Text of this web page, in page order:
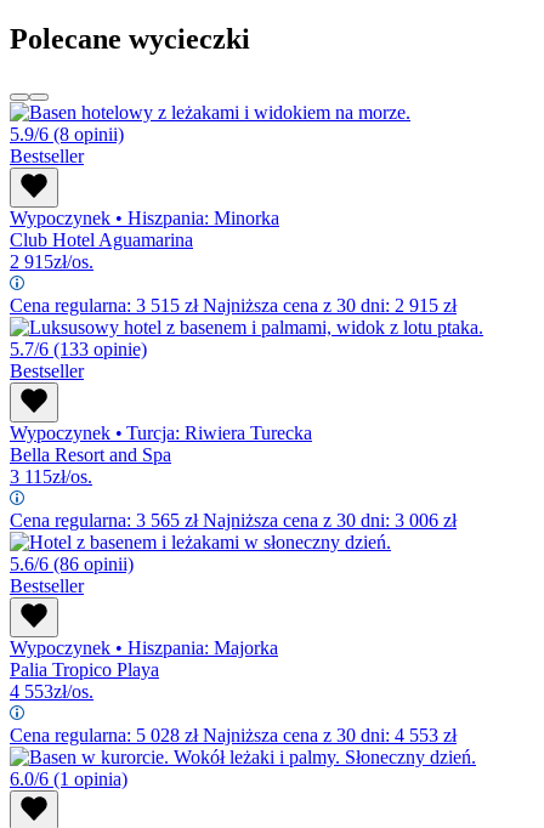
Polecane wycieczki
5.9/6 (8 opinii)
Bestseller
Wypoczynek • Hiszpania: Minorka
Club Hotel Aguamarina
2 915zł/os.
Cena regularna: 3 515 złNajniższa cena z 30 dni: 2 915 zł
5.7/6 (133 opinie)
Bestseller
Wypoczynek • Turcja: Riwiera Turecka
Bella Resort and Spa
3 115zł/os.
Cena regularna: 3 565 złNajniższa cena z 30 dni: 3 006 zł
5.6/6 (86 opinii)
Bestseller
Wypoczynek • Hiszpania: Majorka
Palia Tropico Playa
4 553zł/os.
Cena regularna: 5 028 złNajniższa cena z 30 dni: 4 553 zł
6.0/6 (1 opinia)